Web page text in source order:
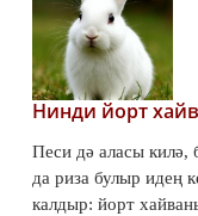
Нинди йорт
Песи дә аласы килә,
да риза булыр идең
калдыр: йорт